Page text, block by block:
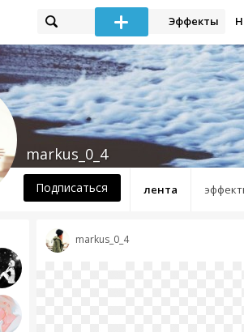
Эффекты
лента
markus_0_4
Подписаться
markus_0_4